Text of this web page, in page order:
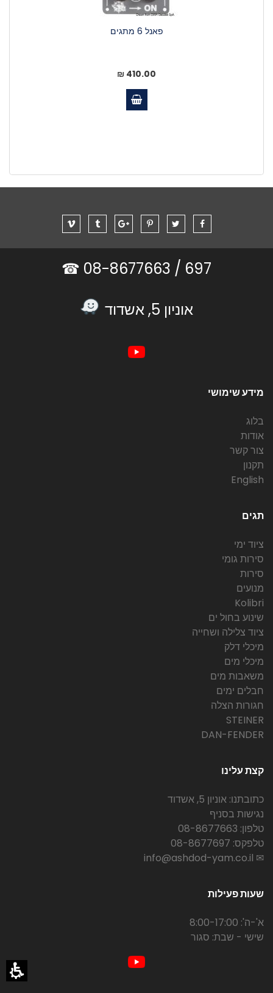
פאנל 6 מתגים
410.00 ₪
697 /
אוניון 5, אשדוד
מידע שימושי
בלוג
אודות
צור קשר
תקנון
English
תגים
ציוד ימי
סירות גומי
סירות
מנועים
Kolibri
שינוע בחול ים
ציוד צלילה ושחייה
מיכלי דלק
מיכלי מים
משאבות מים
חבלים ימים
חגורות הצלה
STEINER
DAN-FENDER
קצת עלינו
כתובתנו: אוניון 5, אשדוד
נגישות בסניף
טלפון: 08-8677663
טלפקס: 08-8677697
✉ info@ashdod-yam.co.il
שעות פעילות
א'-ה': 8:00-17:00
שישי - שבת: סגור